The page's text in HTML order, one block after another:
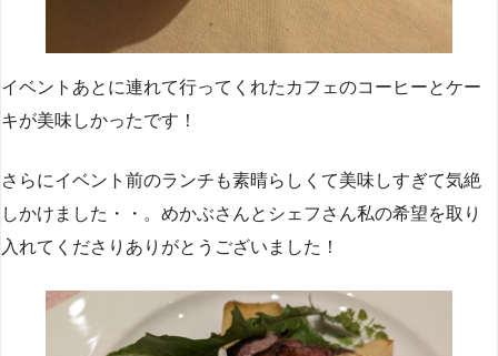
イベントあとに連れて行ってくれたカフェのコーヒーとケー
キが美味しかったです！
さらにイベント前のランチも素晴らしくて美味しすぎて気絶
しかけました・・。めかぶさんとシェフさん私の希望を取り
入れてくださりありがとうございました！